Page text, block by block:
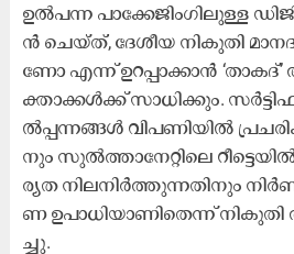
ഉ​ൽ​പ​ന്ന പാ​ക്കേ​ജിം​ഗി​ലു​ള്ള
ൻ ചെ​യ്ത്, ദേ​ശീ​യ നി​കു​തി
ണോ എ​ന്ന് ഉ​റ​പ്പാ​ക്കാ​ൻ
ക്താ​ക്ക​ൾ​ക്ക് സാ​ധി​ക്കും.
ൽ​പ്പ​ന്ന​ങ്ങ​ൾ വി​പ​ണി​യി​ൽ
നും സു​ൽ​ത്താ​നേ​റ്റി​ലെ
ര്യ​ത നി​ല​നി​ർ​ത്തു​ന്ന​തി​നും
ണ ഉ​പാ​ധി​യാ​ണി​തെ​ന്ന് നി​കു​തി
ച്ചു.